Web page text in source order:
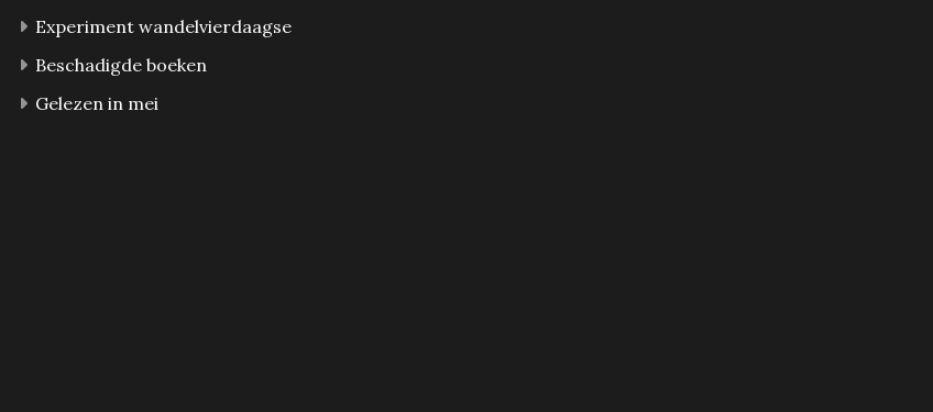
Experiment wandelvierdaagse
Beschadigde boeken
Gelezen in mei